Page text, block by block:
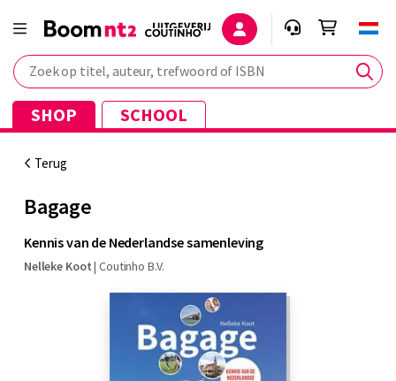
Zoek op titel, auteur, trefwoord of ISBN
SHOP SCHOOL
Terug
Bagage
Kennis van de Nederlandse samenleving
Nelleke Koot|Coutinho B.V.